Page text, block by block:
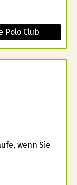
Polo Club
wenn Sie